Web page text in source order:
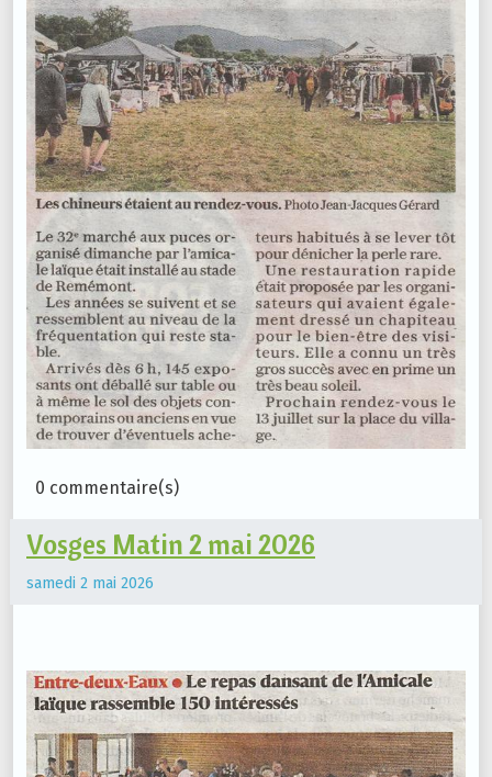
0 commentaire(s)
Vosges Matin 2 mai 2026
samedi 2 mai 2026